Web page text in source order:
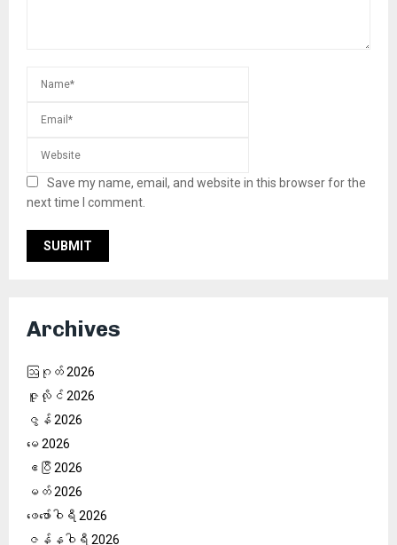
Save my name, email, and website in this browser for the
next time I comment.
Archives
ဩဂုတ် 2026
ဇူလိုင် 2026
ဇွန် 2026
မေ 2026
ဧပြီ 2026
မတ် 2026
ဖေ‌ဖော်ဝါရီ 2026
ဇန်နဝါရီ 2026